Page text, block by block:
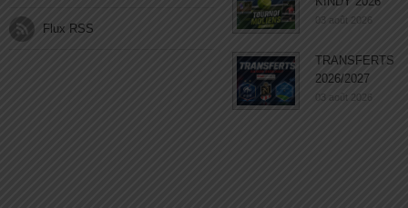
Flux RSS
03 août 2026
TRANSFERTS
2026/2027
03 août 2026